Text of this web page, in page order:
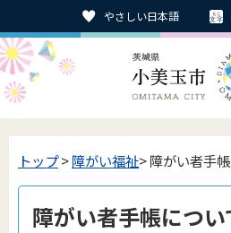
やさしい日本語
トップ>障がい福祉> 障がい者手
障がい者手帳につい